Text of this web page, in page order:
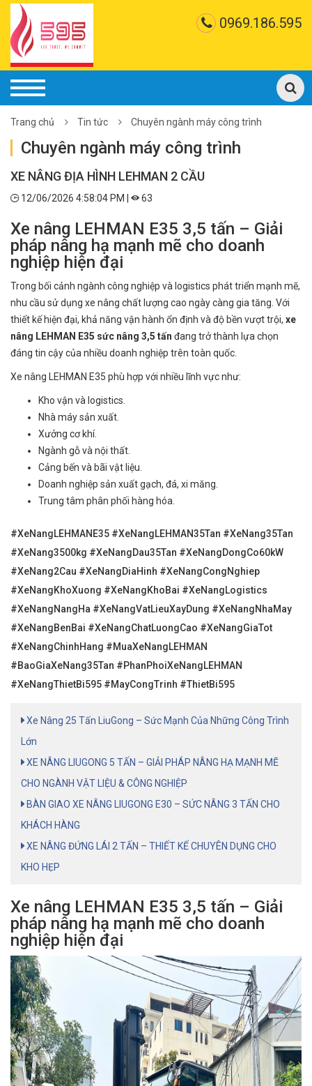
0969.186.595
Trang chủ Tin tức Chuyên ngành máy công trình
Chuyên ngành máy công trình
XE NÂNG ĐỊA HÌNH LEHMAN 2 CẦU
12/06/2026 4:58:04 PM | 63
Xe nâng LEHMAN E35 3,5 tấn – Giải
pháp nâng hạ mạnh mẽ cho doanh
nghiệp hiện đại
Trong bối cảnh ngành công nghiệp và logistics phát triển mạnh mẽ,
nhu cầu sử dụng xe nâng chất lượng cao ngày càng gia tăng. Với
thiết kế hiện đại, khả năng vận hành ổn định và độ bền vượt trội, xe
nâng LEHMAN E35 sức nâng 3,5 tấn đang trở thành lựa chọn
đáng tin cậy của nhiều doanh nghiệp trên toàn quốc.
Xe nâng LEHMAN E35 phù hợp với nhiều lĩnh vực như:
Kho vận và logistics.
Nhà máy sản xuất.
Xưởng cơ khí.
Ngành gỗ và nội thất.
Cảng bến và bãi vật liệu.
Doanh nghiệp sản xuất gạch, đá, xi măng.
Trung tâm phân phối hàng hóa.
#XeNangLEHMANE35 #XeNangLEHMAN35Tan #XeNang35Tan
#XeNang3500kg #XeNangDau35Tan #XeNangDongCo60kW
#XeNang2Cau #XeNangDiaHinh #XeNangCongNghiep
#XeNangKhoXuong #XeNangKhoBai #XeNangLogistics
#XeNangNangHa #XeNangVatLieuXayDung #XeNangNhaMay
#XeNangBenBai #XeNangChatLuongCao #XeNangGiaTot
#XeNangChinhHang #MuaXeNangLEHMAN
#BaoGiaXeNang35Tan #PhanPhoiXeNangLEHMAN
#XeNangThietBi595 #MayCongTrinh #ThietBi595
Xe Nâng 25 Tấn LiuGong – Sức Mạnh Của Những Công Trình
Lớn
XE NÂNG LIUGONG 5 TẤN – GIẢI PHÁP NÂNG HẠ MẠNH MẼ
CHO NGÀNH VẬT LIỆU & CÔNG NGHIỆP
BÀN GIAO XE NÂNG LIUGONG E30 – SỨC NÂNG 3 TẤN CHO
KHÁCH HÀNG
XE NÂNG ĐỨNG LÁI 2 TẤN – THIẾT KẾ CHUYÊN DỤNG CHO
KHO HẸP
Xe nâng LEHMAN E35 3,5 tấn – Giải
pháp nâng hạ mạnh mẽ cho doanh
nghiệp hiện đại